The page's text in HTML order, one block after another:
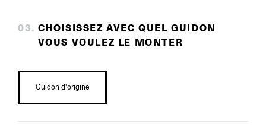
03. CHOISISSEZ AVEC QUEL GUIDON
VOUS VOULEZ LE MONTER
Guidon d'origine